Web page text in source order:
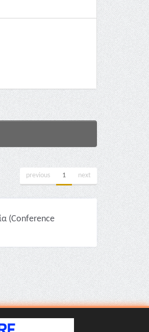
previous 1 next
(Conference